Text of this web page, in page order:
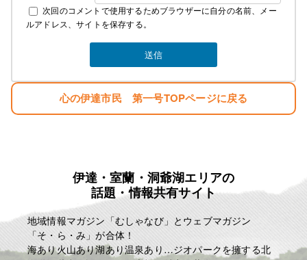
次回のコメントで使用するためブラウザーに自分の名前、メー
ルアドレス、サイトを保存する。
心の伊達市民 第一号TOPページに戻る
伊達・室蘭・洞爺湖エリアの
話題・情報共有サイト
地域情報マガジン「むしゃなび」とウェブマガジン
「そ・ら・み」が合体！
海あり火山あり湖あり温泉あり…ジオパークを擁する北